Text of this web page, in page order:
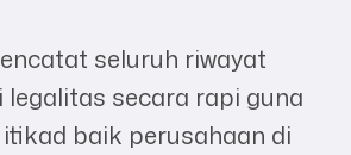
seluruh riwayat
legalitas secara rapi guna
baik perusahaan di